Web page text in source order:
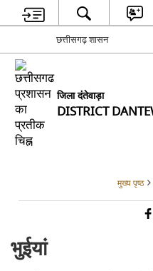
छत्तीसगढ़ शासन
जिला दंतेवाड़ा
DISTRICT
मुख्य पृष्ठ
भुईयां